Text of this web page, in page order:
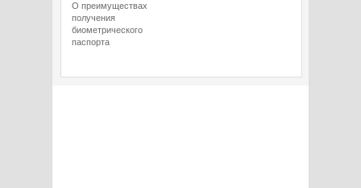
О преимуществах
получения
биометрического
паспорта